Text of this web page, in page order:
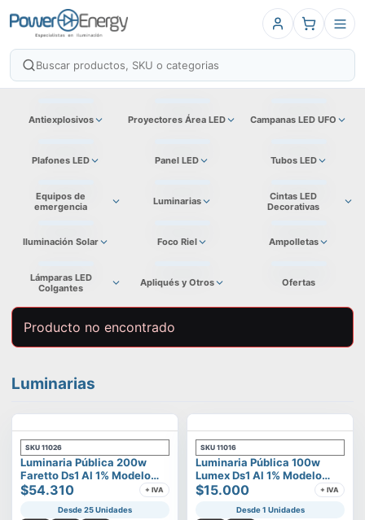
Antiexplosivos Proyectores Área LED Campanas LED UFO
Plafones LED Panel LED Tubos LED
Equipos de
emergencia
Luminarias
Cintas LED
Decorativas
Iluminación Solar Foco Riel Ampolletas
Lámparas LED
Colgantes
Apliqués y Otros Ofertas
Producto no encontrado
Luminarias
SKU 11026
Luminaria Pública 200w
Faretto Ds1 Al 1% Modelo
Calisto
$54.310 + IVA
Desde 25 Unidades
SKU 11016
Luminaria Pública 100w
Lumex Ds1 Al 1% Modelo
Vega
$15.000 + IVA
Desde 1 Unidades